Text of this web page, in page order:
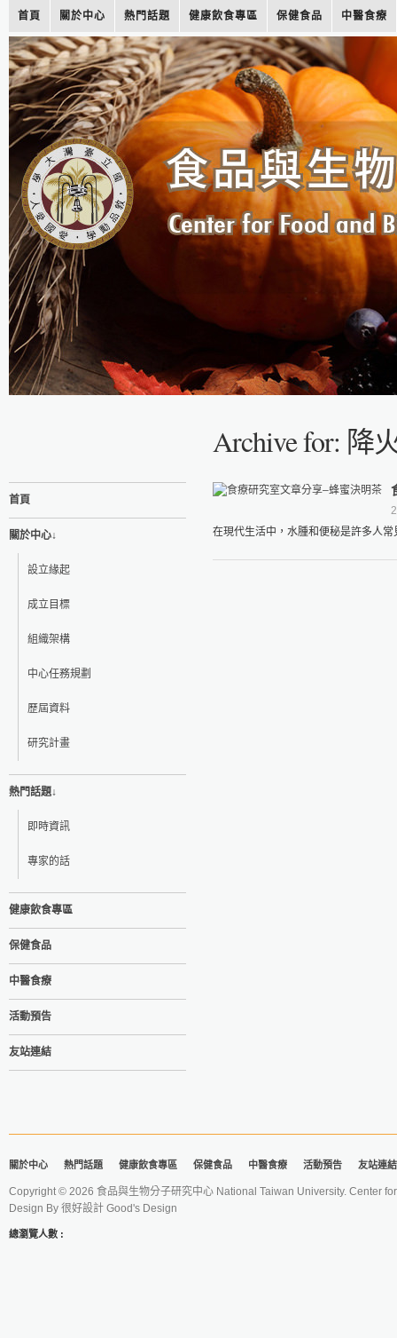
首頁 關於中心 熱門話題 健康飲食專區 保健食品 中醫食療
Archive for: 降
首頁
關於中心↓
設立緣起
成立目標
組織架構
中心任務規劃
歷屆資料
研究計畫
熱門話題↓
即時資訊
專家的話
健康飲食專區
保健食品
中醫食療
活動預告
友站連結
在現代生活中，水腫和便秘是許多人
關於中心 熱門話題 健康飲食專區 保健食品 中醫食療 活動預告 友站連結
Copyright © 2026 食品與生物分子研究中心 National Taiwan University. Center
Design By 很好設計 Good's Design
總瀏覽人數 :